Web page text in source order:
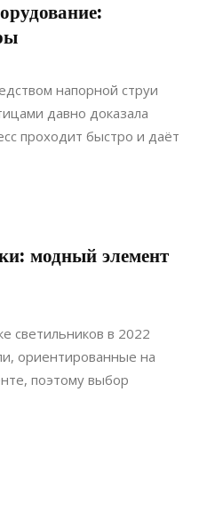
напорной струи
давно доказала
проходит быстро и даёт
модный элемент
светильников в 2022
ориентированные на
поэтому выбор